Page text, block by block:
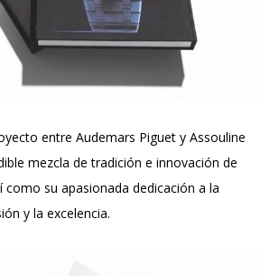
entre Audemars Piguet y Assouline
mezcla de tradición e innovación de
como su apasionada dedicación a la
y la excelencia.